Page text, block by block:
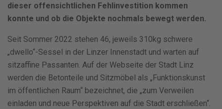
dieser offensichtlichen Fehlinvestition kommen
konnte und ob die Objekte nochmals bewegt werden.
Seit Sommer 2022 stehen 46, jeweils 310kg schwere
„dwello“-Sessel in der Linzer Innenstadt und warten auf
sitzaffine Passanten. Auf der Webseite der Stadt Linz
werden die Betonteile und Sitzmöbel als „Funktionskunst
im öffentlichen Raum“ bezeichnet, die „zum Verweilen
einladen und neue Perspektiven auf die Stadt erschließen“.